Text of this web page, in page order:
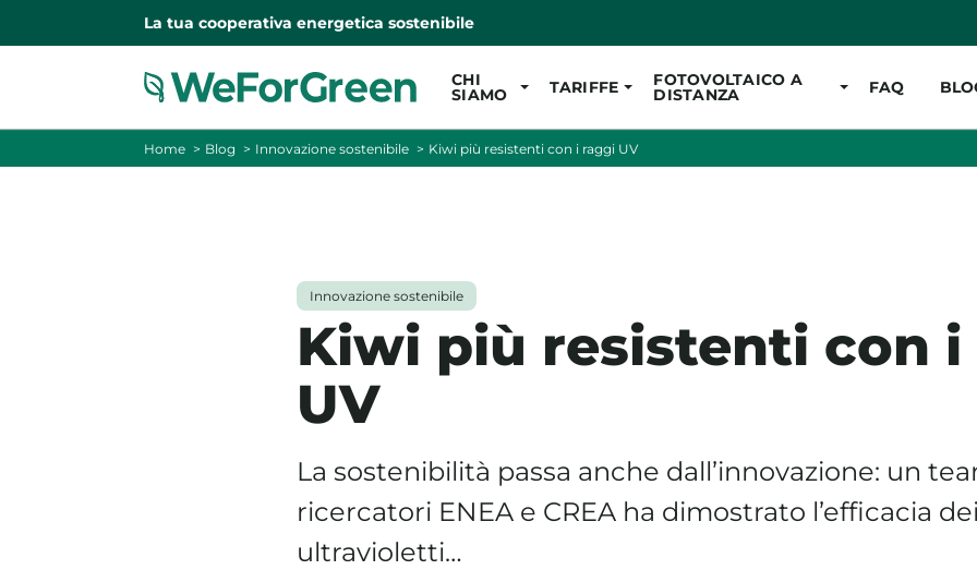
La tua cooperativa energetica sostenibile
CHI
SIAMO TARIFFE FOTOVOLTAICO A
DISTANZA FAQ
Home Blog Innovazione sostenibile Kiwi più resistenti con i raggi UV
Innovazione sostenibile
Kiwi più resistenti con i
UV
La sostenibilità passa anche dall’innovazione: un
ricercatori ENEA e CREA ha dimostrato l’efficacia
ultravioletti…